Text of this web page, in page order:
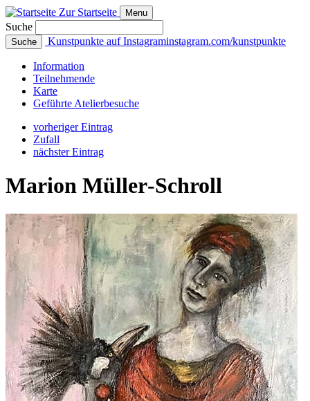
Zur Startseite Menu
Suche
Suche Kunstpunkte auf Instagraminstagram.com/kunstpunkte
Information
Teilnehmende
Karte
Geführte Atelierbesuche
vorheriger Eintrag
Zufall
nächster Eintrag
Marion Müller‑Schroll